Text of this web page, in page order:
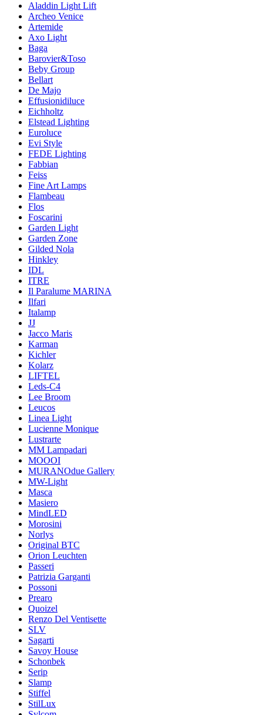
Aladdin Light Lift
Archeo Venice
Artemide
Axo Light
Baga
Barovier&Toso
Beby Group
Bellart
De Majo
Effusionidiluce
Eichholtz
Elstead Lighting
Euroluce
Evi Style
FEDE Lighting
Fabbian
Feiss
Fine Art Lamps
Flambeau
Flos
Foscarini
Garden Light
Garden Zone
Gilded Nola
Hinkley
IDL
ITRE
Il Paralume MARINA
Ilfari
Italamp
JJ
Jacco Maris
Karman
Kichler
Kolarz
LIFTEL
Leds-C4
Lee Broom
Leucos
Linea Light
Lucienne Monique
Lustrarte
MM Lampadari
MOOOI
MURANOdue Gallery
MW-Light
Masca
Masiero
MindLED
Morosini
Norlys
Original BTC
Orion Leuchten
Passeri
Patrizia Garganti
Possoni
Prearo
Quoizel
Renzo Del Ventisette
SLV
Sagarti
Savoy House
Schonbek
Serip
Slamp
Stiffel
StilLux